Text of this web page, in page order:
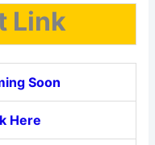
Link
Soon
Here